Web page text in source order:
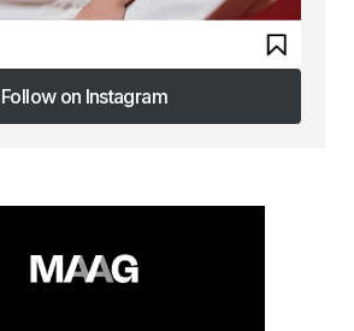
Follow on Instagram
Follow on Instagram